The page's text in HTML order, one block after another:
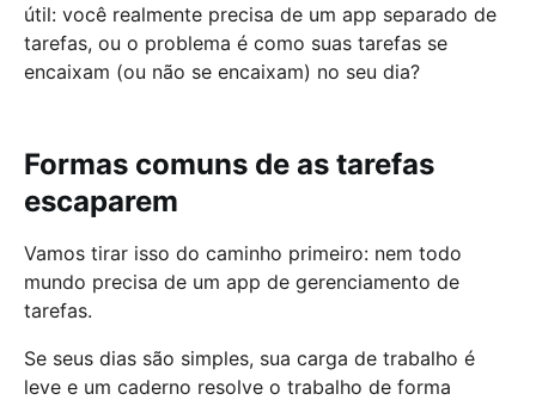
útil: você realmente precisa de um app separado de
tarefas, ou o problema é como suas tarefas se
encaixam (ou não se encaixam) no seu dia?
Formas comuns de as tarefas
escaparem
Vamos tirar isso do caminho primeiro: nem todo
mundo precisa de um app de gerenciamento de
tarefas.
Se seus dias são simples, sua carga de trabalho é
leve e um caderno resolve o trabalho de forma